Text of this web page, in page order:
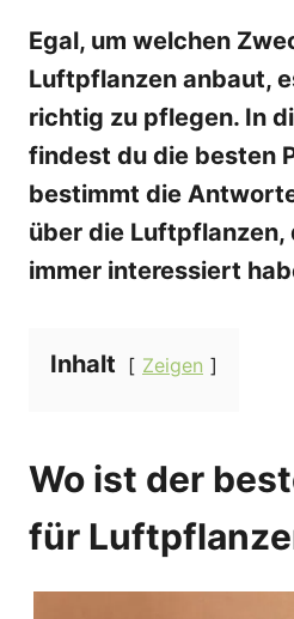
Egal, um welchen
Luftpflanzen anbaut,
richtig zu pflegen. In
findest du die besten
bestimmt die
über die Luftpflanzen,
immer interessiert
Inhalt Zeigen
Wo ist der
für